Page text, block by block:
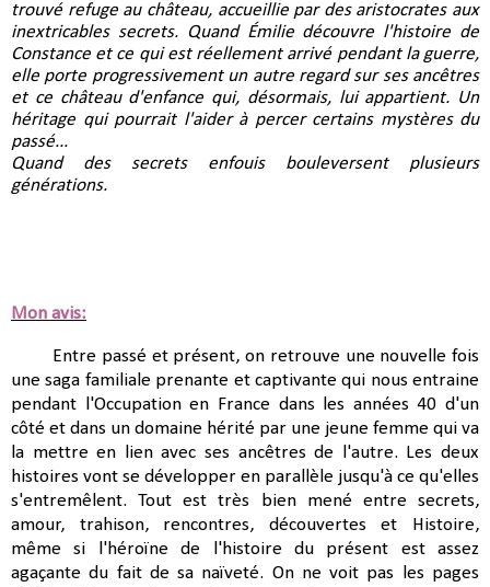
trouvé refuge au château, accueillie par des aristocrates aux
inextricables secrets. Quand Émilie découvre l'histoire de
Constance et ce qui est réellement arrivé pendant la guerre,
elle porte progressivement un autre regard sur ses ancêtres
et ce château d'enfance qui, désormais, lui appartient. Un
héritage qui pourrait l'aider à percer certains mystères du
passé...
Quand des secrets enfouis bouleversent plusieurs
générations.
Mon avis:
Entre passé et présent, on retrouve une nouvelle fois
une saga familiale prenante et captivante qui nous entraine
pendant l'Occupation en France dans les années 40 d'un
côté et dans un domaine hérité par une jeune femme qui va
la mettre en lien avec ses ancêtres de l'autre. Les deux
histoires vont se développer en parallèle jusqu'à ce qu'elles
s'entremêlent. Tout est très bien mené entre secrets,
amour, trahison, rencontres, découvertes et Histoire,
même si l'héroïne de l'histoire du présent est assez
agaçante du fait de sa naïveté. On ne voit pas les pages